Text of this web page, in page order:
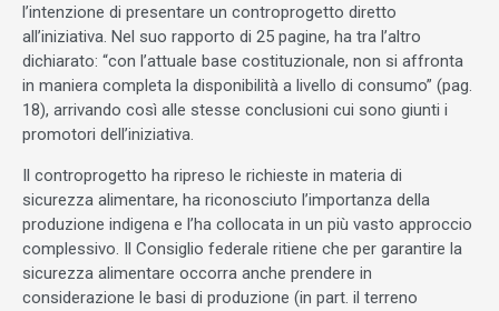
l’intenzione di presentare un controprogetto diretto
all’iniziativa. Nel suo rapporto di 25 pagine, ha tra l’altro
dichiarato: “con l’attuale base costituzionale, non si affronta
in maniera completa la disponibilità a livello di consumo” (pag.
18), arrivando così alle stesse conclusioni cui sono giunti i
promotori dell’iniziativa.
Il controprogetto ha ripreso le richieste in materia di
sicurezza alimentare, ha riconosciuto l’importanza della
produzione indigena e l’ha collocata in un più vasto approccio
complessivo. Il Consiglio federale ritiene che per garantire la
sicurezza alimentare occorra anche prendere in
considerazione le basi di produzione (in part. il terreno